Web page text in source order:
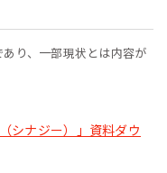
り、一部現状とは内容が